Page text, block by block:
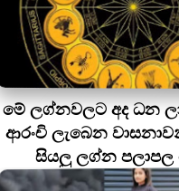
මේ ලග්නවලට අද ධන
ආරංචි ලැබෙන
සියලු ලග්න